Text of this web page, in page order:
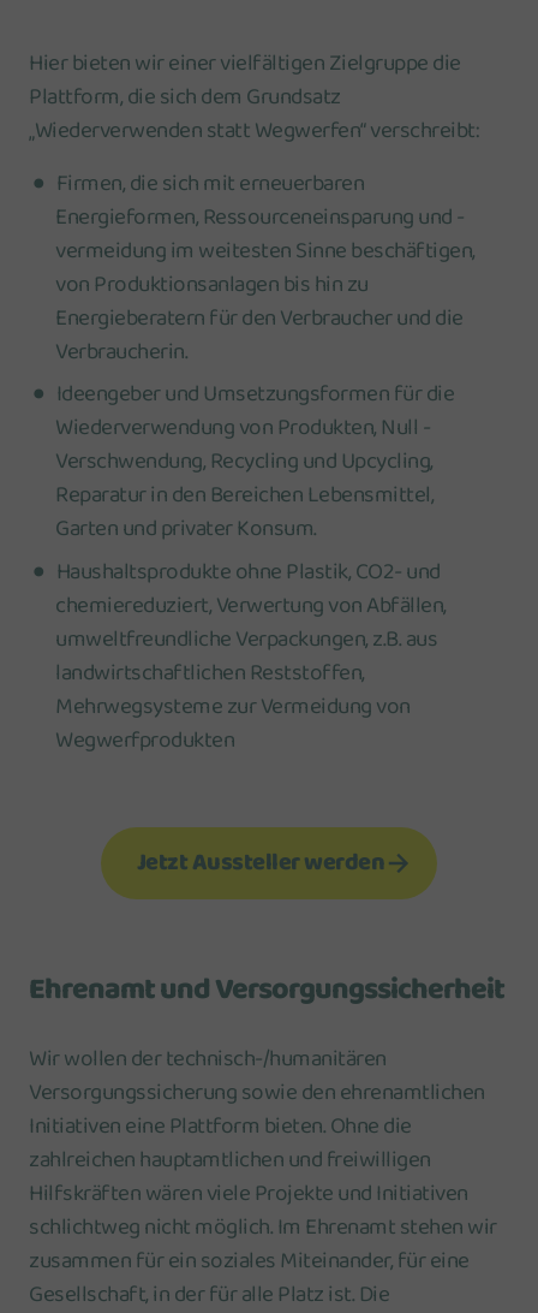
Akzeptieren
Hier bieten wir einer vielfältigen Zielgruppe die
Plattform, die sich dem Grundsatz
„Wiederverwenden statt Wegwerfen“ verschreibt:
Firmen, die sich mit erneuerbaren
Energieformen, Ressourceneinsparung und -
vermeidung im weitesten Sinne beschäftigen,
von Produktionsanlagen bis hin zu
Energieberatern für den Verbraucher und die
Verbraucherin.
Ideengeber und Umsetzungsformen für die
Wiederverwendung von Produkten, Null -
Verschwendung, Recycling und Upcycling,
Reparatur in den Bereichen Lebensmittel,
Garten und privater Konsum.
Haushaltsprodukte ohne Plastik, CO2- und
chemiereduziert, Verwertung von Abfällen,
umweltfreundliche Verpackungen, z.B. aus
landwirtschaftlichen Reststoffen,
Mehrwegsysteme zur Vermeidung von
Wegwerfprodukten
Jetzt Aussteller werden
Ehrenamt und Versorgungssicherheit
Wir wollen der technisch-/humanitären
Versorgungssicherung sowie den ehrenamtlichen
Initiativen eine Plattform bieten. Ohne die
zahlreichen hauptamtlichen und freiwilligen
Hilfskräften wären viele Projekte und Initiativen
schlichtweg nicht möglich. Im Ehrenamt stehen wir
zusammen für ein soziales Miteinander, für eine
Gesellschaft, in der für alle Platz ist. Die